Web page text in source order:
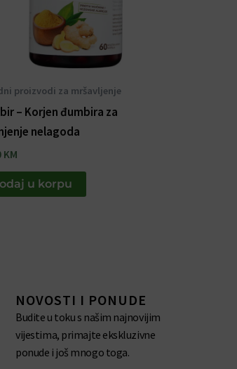
proizvodi za mršavljenje
– Korjen đumbira za
nelagoda
KM
u korpu
NOVOSTI I PONUDE
Budite u toku s našim najnovijim
vijestima, primajte ekskluzivne
ponude i još mnogo toga.